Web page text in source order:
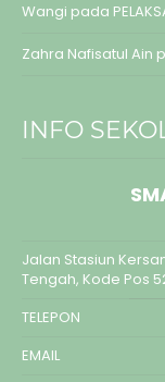
Wangi pada
Zahra Nafisatul Ain
INFO
Jalan Stasiun
Tengah, Kode Pos
TELEPON
EMAIL